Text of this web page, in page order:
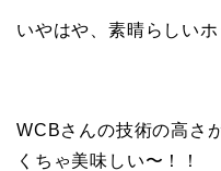
いやはや、素晴らしいホ
WCBさんの技術の高さ
くちゃ美味しい〜！！